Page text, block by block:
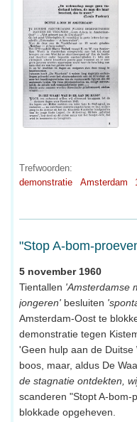
Trefwoorden:
demonstratie
Amsterdam
"Stop A-bom-
5 november 1960
Tientallen 'Amsterdamse
jongeren' besluiten
Amsterdam-Oost te
demonstratie tegen
'Geen hulp aan de Duitse
boos, maar, aldus De
de stagnatie ontdekten,
scanderen "Stopt A-bom-
blokkade opgeheven.